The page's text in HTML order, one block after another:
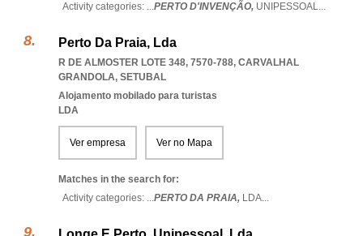
Activity categories: ...PERTO D'INVENÇÃO, UNIPESSOAL...
Perto Da Praia, Lda
R DE ALMOSTER LOTE 348, 7570-788, CARVALHAL
GRANDOLA, SETUBAL
Alojamento mobilado para turistas
LDA
Ver empresa Ver no Mapa
Matches in the search for:
Activity categories: ...PERTO DA PRAIA, LDA...